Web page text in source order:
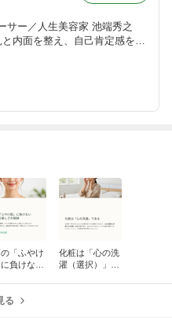
ー／人生美容家 池端秀之
面を整え、自己肯定感を高
にときめき人生を楽しむ
売上にも好循環を生む。
「ふやけ
負けない
化粧は「心の洗
濯（選択）」！
る